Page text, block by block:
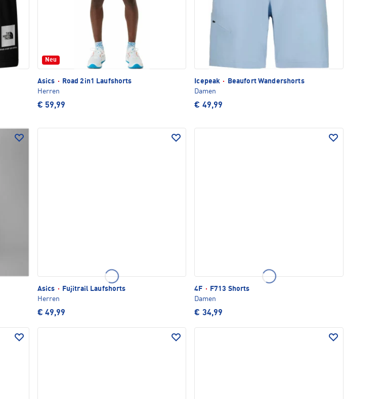
Neu
Asics ·
Road 2in1 Laufshorts
Herren
€ 59,99
Icepeak ·
Beaufort Wandershorts
Damen
€ 49,99
Asics ·
Fujitrail Laufshorts
Herren
€ 49,99
4F ·
F713 Shorts
Damen
€ 34,99